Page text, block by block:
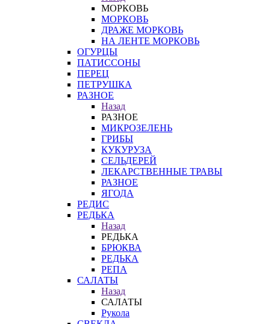
МОРКОВЬ
МОРКОВЬ
ДРАЖЕ МОРКОВЬ
НА ЛЕНТЕ МОРКОВЬ
ОГУРЦЫ
ПАТИССОНЫ
ПЕРЕЦ
ПЕТРУШКА
РАЗНОЕ
Назад
РАЗНОЕ
МИКРОЗЕЛЕНЬ
ГРИБЫ
КУКУРУЗА
СЕЛЬДЕРЕЙ
ЛЕКАРСТВЕННЫЕ ТРАВЫ
РАЗНОЕ
ЯГОДА
РЕДИС
РЕДЬКА
Назад
РЕДЬКА
БРЮКВА
РЕДЬКА
РЕПА
САЛАТЫ
Назад
САЛАТЫ
Рукола